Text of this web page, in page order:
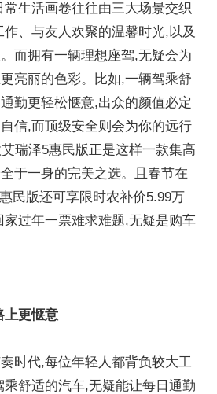
生活画卷往往由三大场景交织
、与友人欢聚的温馨时光,以及
而拥有一辆理想座驾,无疑会为
亮丽的色彩。比如,一辆驾乘舒
勤更轻松惬意,出众的颜值必定
信,而顶级安全则会为你的远行
瑞泽5惠民版正是这样一款集高
于一身的完美之选。且春节在
民版还可享限时农补价5.99万
过年一票难求难题,无疑是购车
上更惬意
时代,每位年轻人都背负较大工
舒适的汽车,无疑能让每日通勤